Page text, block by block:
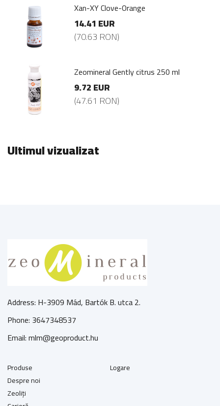
Xan-XY Clove-Orange
14.41 EUR
(70.63 RON)
Zeomineral Gently citrus 250 ml
9.72 EUR
(47.61 RON)
Ultimul vizualizat
Address: H-3909 Mád, Bartók B. utca 2.
Phone: 3647348537
Email: mlm@geoproduct.hu
Produse
Despre noi
Zeoliți
Logare